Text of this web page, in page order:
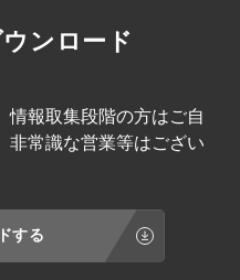
ンロード
情報取集段階の方はご自
非常識な営業等はござい
する